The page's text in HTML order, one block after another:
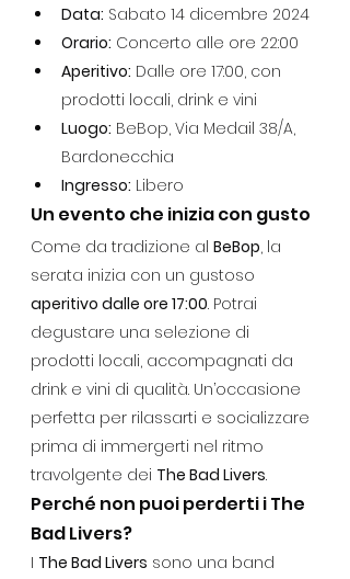
Data: Sabato 14 dicembre 2024
Orario: Concerto alle ore 22:00
Aperitivo: Dalle ore 17:00, con
prodotti locali, drink e vini
Luogo: BeBop, Via Medail 38/A,
Bardonecchia
Ingresso: Libero
Un evento che inizia con gusto
Come da tradizione al BeBop, la
serata inizia con un gustoso
aperitivo dalle ore 17:00. Potrai
degustare una selezione di
prodotti locali, accompagnati da
drink e vini di qualità. Un’occasione
perfetta per rilassarti e socializzare
prima di immergerti nel ritmo
travolgente dei The Bad Livers.
Perché non puoi perderti i The
Bad Livers?
I The Bad Livers sono una band